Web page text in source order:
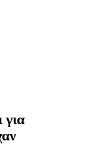
για